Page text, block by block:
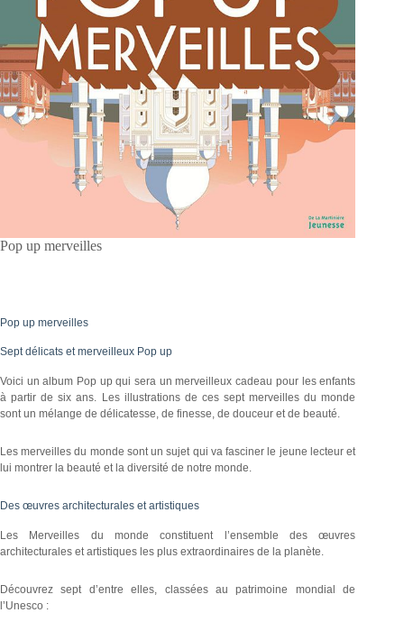
Pop up merveilles
Pop up merveilles
Sept délicats et merveilleux Pop up
Voici un album Pop up qui sera un merveilleux cadeau pour les enfants
à partir de six ans. Les illustrations de ces sept merveilles du monde
sont un mélange de délicatesse, de finesse, de douceur et de beauté.
Les merveilles du monde sont un sujet qui va fasciner le jeune lecteur et
lui montrer la beauté et la diversité de notre monde.
Des œuvres architecturales et artistiques
Les Merveilles du monde constituent l’ensemble des œuvres
architecturales et artistiques les plus extraordinaires de la planète.
Découvrez sept d’entre elles, classées au patrimoine mondial de
l’Unesco :